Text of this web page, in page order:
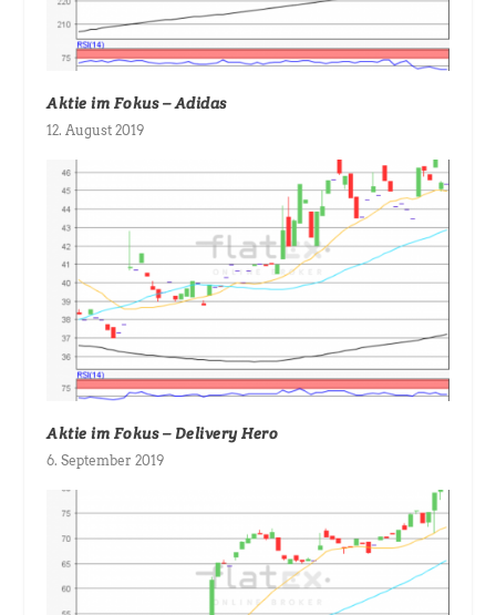
Aktie im Fokus – Adidas
12. August 2019
Aktie im Fokus – Delivery Hero
6. September 2019